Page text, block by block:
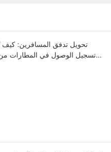
تحويل تدفق المسافرين:
تسجيل الوصول في المطارات من